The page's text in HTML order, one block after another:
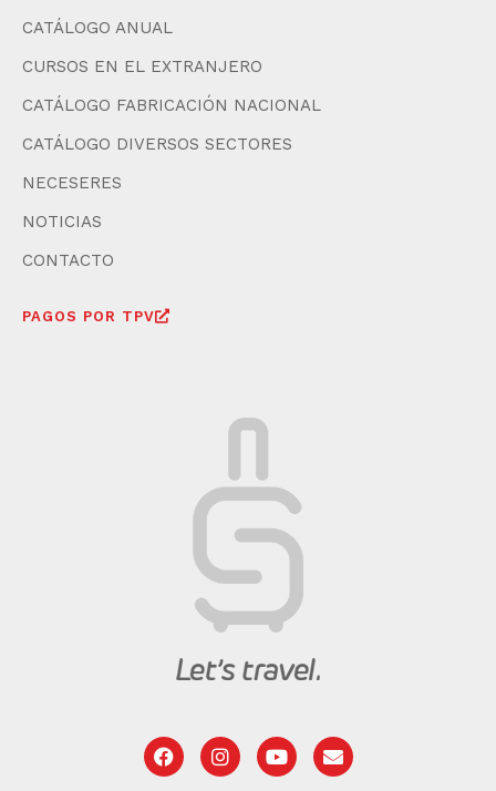
CATÁLOGO ANUAL
CURSOS EN EL EXTRANJERO
CATÁLOGO FABRICACIÓN NACIONAL
CATÁLOGO DIVERSOS SECTORES
NECESERES
NOTICIAS
CONTACTO
PAGOS POR TPV